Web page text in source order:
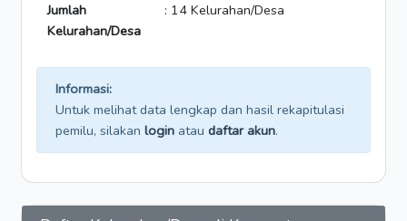
Jumlah
Kelurahan/Desa
: 14 Kelurahan/Desa
Informasi:
Untuk melihat data lengkap dan hasil rekapitulasi
pemilu, silakan login atau daftar akun.